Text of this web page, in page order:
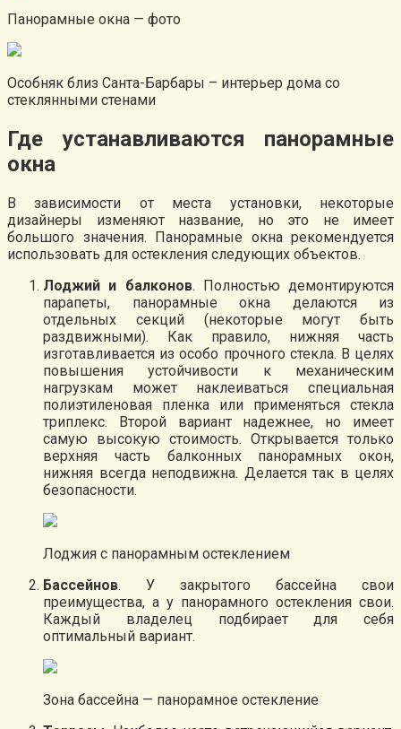
Панорамные окна — фото
Особняк близ Санта-Барбары – интерьер дома со
стеклянными стенами
Где устанавливаются панорамные
окна
В зависимости от места установки, некоторые
дизайнеры изменяют название, но это не имеет
большого значения. Панорамные окна рекомендуется
использовать для остекления следующих объектов.
Лоджий и балконов. Полностью демонтируются
парапеты, панорамные окна делаются из
отдельных секций (некоторые могут быть
раздвижными). Как правило, нижняя часть
изготавливается из особо прочного стекла. В целях
повышения устойчивости к механическим
нагрузкам может наклеиваться специальная
полиэтиленовая пленка или применяться стекла
триплекс. Второй вариант надежнее, но имеет
самую высокую стоимость. Открывается только
верхняя часть балконных панорамных окон,
нижняя всегда неподвижна. Делается так в целях
безопасности.
Лоджия с панорамным остеклением
Бассейнов. У закрытого бассейна свои
преимущества, а у панорамного остекления свои.
Каждый владелец подбирает для себя
оптимальный вариант.
Зона бассейна — панорамное остекление